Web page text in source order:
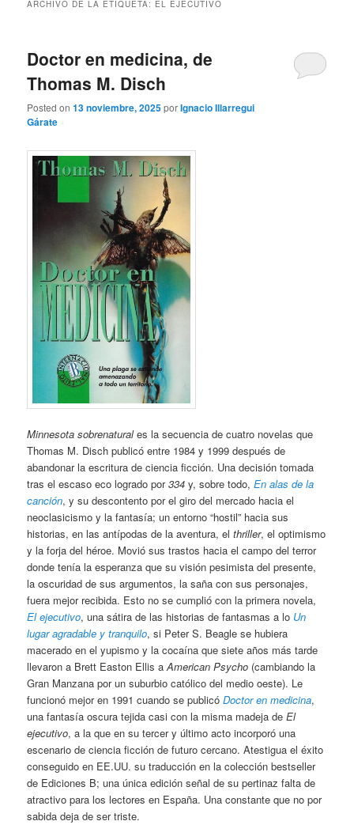
ARCHIVO DE LA ETIQUETA: EL EJECUTIVO
Doctor en medicina, de
Thomas M. Disch
Posted on13 noviembre, 2025porIgnacio Illarregui
Gárate
Minnesota sobrenaturales la secuencia de cuatro novelas que
Thomas M. Disch publicó entre 1984 y 1999 después de
abandonar la escritura de ciencia ficción. Una decisión tomada
tras el escaso eco logrado por334 y, sobre todo,En alas de la
canción, y su descontento por el giro del mercado hacia el
neoclasicismo y la fantasía; un entorno “hostil” hacia sus
historias, en las antípodas de la aventura, elthriller, el optimismo
y la forja del héroe. Movió sus trastos hacia el campo del terror
donde tenía la esperanza que su visión pesimista del presente,
la oscuridad de sus argumentos, la saña con sus personajes,
fuera mejor recibida. Esto no se cumplió con la primera novela,
El ejecutivo, una sátira de las historias de fantasmas a lo Un
lugar agradable y tranquilo, si Peter S. Beagle se hubiera
macerado en el yupismo y la cocaína que siete años más tarde
llevaron a Brett Easton Ellis aAmerican Psycho (cambiando la
Gran Manzana por un suburbio católico del medio oeste). Le
funcionó mejor en 1991 cuando se publicóDoctor en medicina,
una fantasía oscura tejida casi con la misma madeja deEl
ejecutivo, a la que en su tercer y último acto incorporó una
escenario de ciencia ficción de futuro cercano. Atestigua el éxito
conseguido en EE.UU. su traducción en la colección bestseller
de Ediciones B; una única edición señal de su pertinaz falta de
atractivo para los lectores en España. Una constante que no por
sabida deja de ser triste.